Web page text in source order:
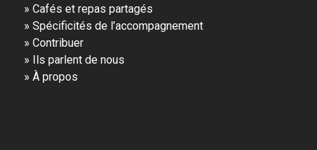
» Cafés et repas partagés
» Spécificités de l’accompagnement
» Contribuer
» Ils parlent de nous
» À propos